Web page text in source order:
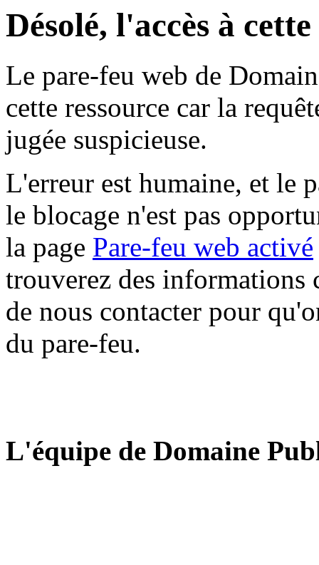
Désolé, l'accès à
Le pare-feu web de
cette ressource car la
jugée suspicieuse.
L'erreur est humaine, et le
le blocage n'est pas
la page Pare-feu web activé
trouverez des informations
de nous contacter pour
du pare-feu.
L'équipe de Domaine